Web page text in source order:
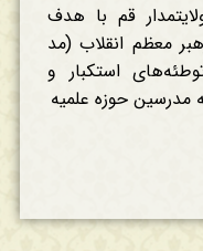
قم با هدف
معظم انقلاب (مد
استکبار و
مدرسین حوزه علمیه